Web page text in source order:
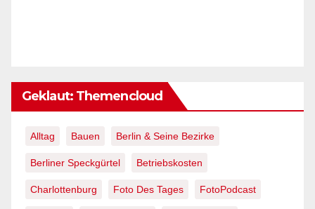
Geklaut: Themencloud
Alltag Bauen Berlin & Seine Bezirke
Berliner Speckgürtel Betriebskosten
Charlottenburg Foto Des Tages FotoPodcast